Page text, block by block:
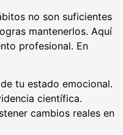
no son suficientes
mantenerlos. Aquí
profesional. En
tu estado emocional.
científica.
cambios reales en